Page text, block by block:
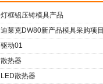
灯框铝压铸模具产品
迪莱克DW80新产品模具采购项目
驱动01
散热器
LED散热器